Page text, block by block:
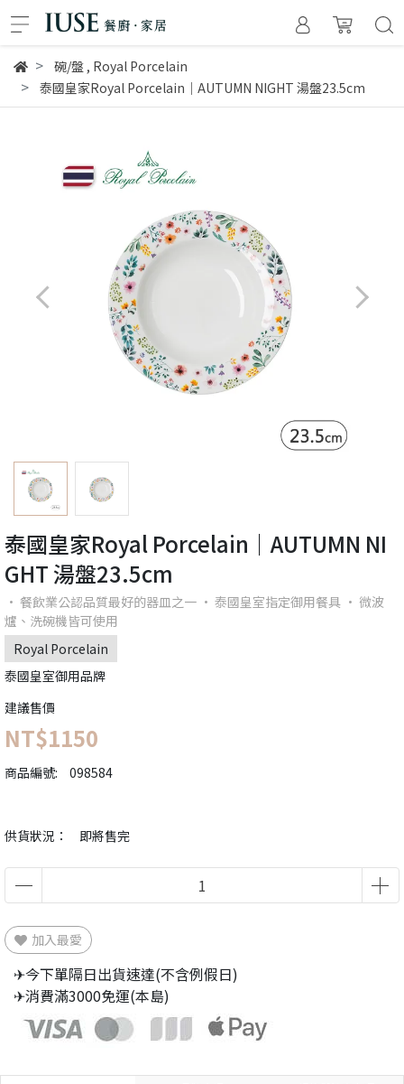
碗/盤, Royal Porcelain
泰國皇家Royal Porcelain｜AUTUMN NIGHT 湯盤23.5cm
泰國皇家Royal Porcelain｜AUTUMN NI
GHT 湯盤23.5cm
· 餐飲業公認品質最好的器皿之一 · 泰國皇室指定御用餐具 · 微波
爐、洗碗機皆可使用
Royal Porcelain
泰國皇室御用品牌
建議售價
NT$1150
商品編號: 098584
供貨狀況： 即將售完
加入最愛
✈今下單隔日出貨速達(不含例假日)
✈消費滿3000免運(本島)